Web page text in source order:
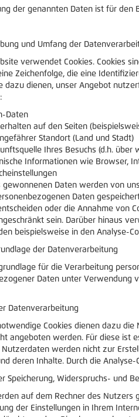
der genannten Daten ist für den
und Umfang der
verwendet Cookies. Cookies
Zeichenfolge, die eine
dazu dienen, unser Angebot
Daten
auf den Seiten
Standort (Land und Stadt)
Ihres Besuchs (d.h.
Informationen wie Browser,
gewonnenen Daten werden von
Daten
oder die Annahme von
sein. Darüber hinaus
beispielsweise in den Analyse-
der Datenverarbeitung
für die Verarbeitung
Daten unter Verwendung
Datenverarbeitung
notwendige Cookies dienen dazu
angeboten werden. Für diese ist
werden nicht zur
deren Inhalte. Durch die
Speicherung, Widerspruchs- und
auf dem Rechner des
der Einstellungen in Ihrem